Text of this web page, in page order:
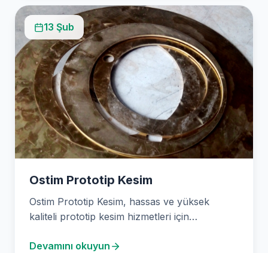
13 Şub
Ostim Prototip Kesim
Ostim Prototip Kesim, hassas ve yüksek
kaliteli prototip kesim hizmetleri için
Devamını okuyun